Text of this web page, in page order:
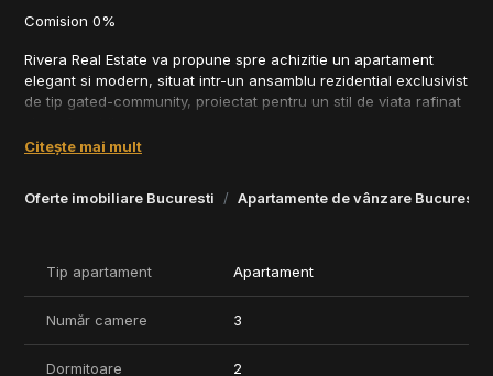
Oferte imobiliare Bucuresti Apartamente de vânzare Bucuresti
Comision 0%
Rivera Real Estate va propune spre achizitie un apartament
elegant si modern, situat intr-un ansamblu rezidential exclusivist
de tip gated-community, proiectat pentru un stil de viata rafinat
Dotari premium:
- Incalizre in Padoseala
- Fatada ventilata
- Finisaje lux
Caracteristici si facilitati:
• Arhitectura moderna si finisaje premium
• Spatii comune ample pentru comunitate
Citește mai mult
Tip apartament Apartament
Număr camere 3
Dormitoare 2